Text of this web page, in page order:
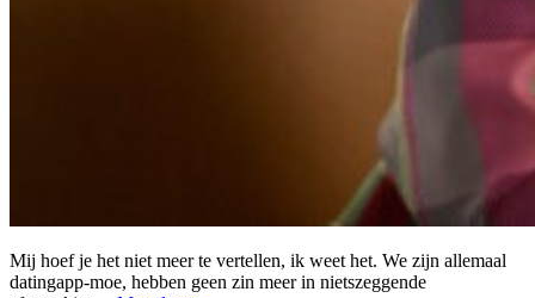
Mij hoef je het niet meer te vertellen, ik weet het. We zijn allemaal
datingapp-moe, hebben geen zin meer in nietszeggende